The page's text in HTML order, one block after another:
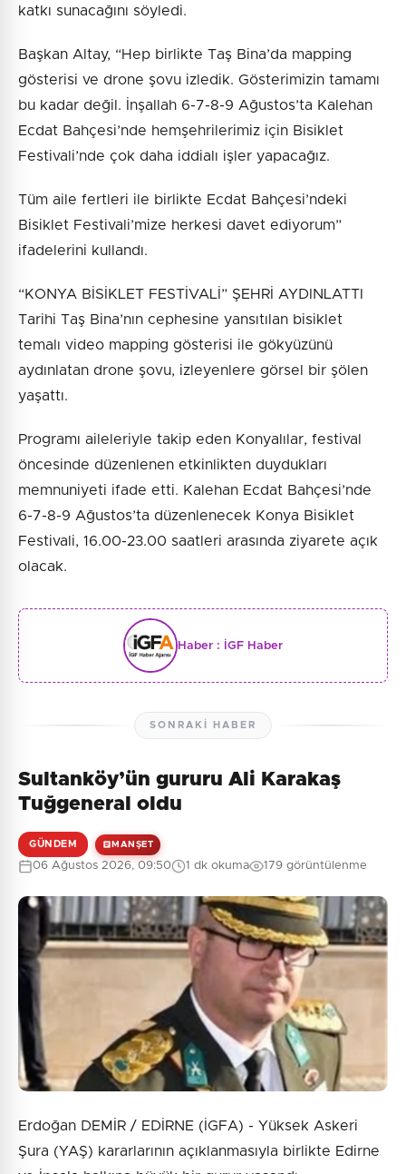
katkı sunacağını söyledi.
Başkan Altay, “Hep birlikte Taş Bina’da mapping
gösterisi ve drone şovu izledik. Gösterimizin tamamı
bu kadar değil. İnşallah 6-7-8-9 Ağustos’ta Kalehan
Ecdat Bahçesi’nde hemşehrilerimiz için Bisiklet
Festivali’nde çok daha iddialı işler yapacağız.
Tüm aile fertleri ile birlikte Ecdat Bahçesi’ndeki
Bisiklet Festivali’mize herkesi davet ediyorum”
ifadelerini kullandı.
“KONYA BİSİKLET FESTİVALİ” ŞEHRİ AYDINLATTI
Tarihi Taş Bina’nın cephesine yansıtılan bisiklet
temalı video mapping gösterisi ile gökyüzünü
aydınlatan drone şovu, izleyenlere görsel bir şölen
yaşattı.
Programı aileleriyle takip eden Konyalılar, festival
öncesinde düzenlenen etkinlikten duydukları
memnuniyeti ifade etti. Kalehan Ecdat Bahçesi’nde
6-7-8-9 Ağustos’ta düzenlenecek Konya Bisiklet
Festivali, 16.00-23.00 saatleri arasında ziyarete açık
olacak.
Haber : İGF Haber
SONRAKI HABER
Sultanköy’ün gururu Ali Karakaş
Tuğgeneral oldu
GÜNDEM MANŞET
06 Ağustos 2026, 09:50 1 dk okuma 179 görüntülenme
Erdoğan DEMİR / EDİRNE (İGFA) - Yüksek Askeri
Şura (YAŞ) kararlarının açıklanmasıyla birlikte Edirne